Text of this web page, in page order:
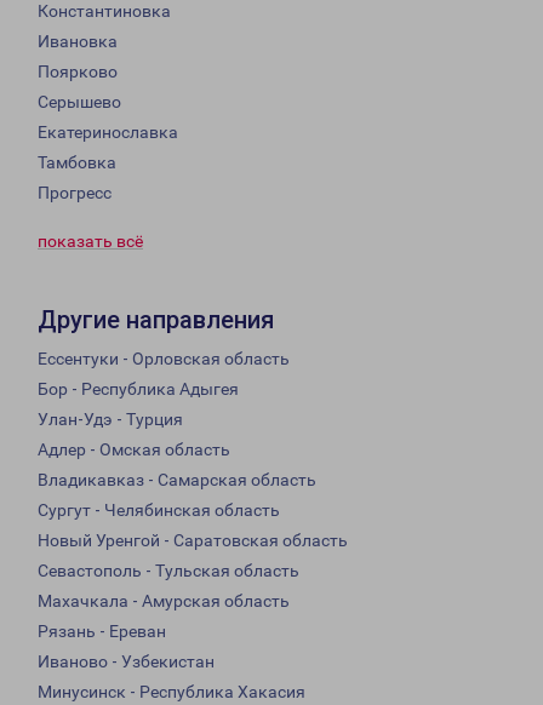
Константиновка
Ивановка
Поярково
Серышево
Екатеринославка
Тамбовка
Прогресс
показать всё
Другие направления
Ессентуки - Орловская область
Бор - Республика Адыгея
Улан-Удэ - Турция
Адлер - Омская область
Владикавказ - Самарская область
Сургут - Челябинская область
Новый Уренгой - Саратовская область
Севастополь - Тульская область
Махачкала - Амурская область
Рязань - Ереван
Иваново - Узбекистан
Минусинск - Республика Хакасия